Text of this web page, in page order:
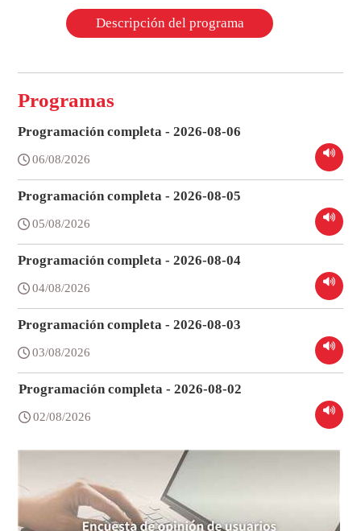
Descripción del programa
Programas
Programación completa - 2026-08-06
06/08/2026
Programación completa - 2026-08-05
05/08/2026
Programación completa - 2026-08-04
04/08/2026
Programación completa - 2026-08-03
03/08/2026
Programación completa - 2026-08-02
02/08/2026